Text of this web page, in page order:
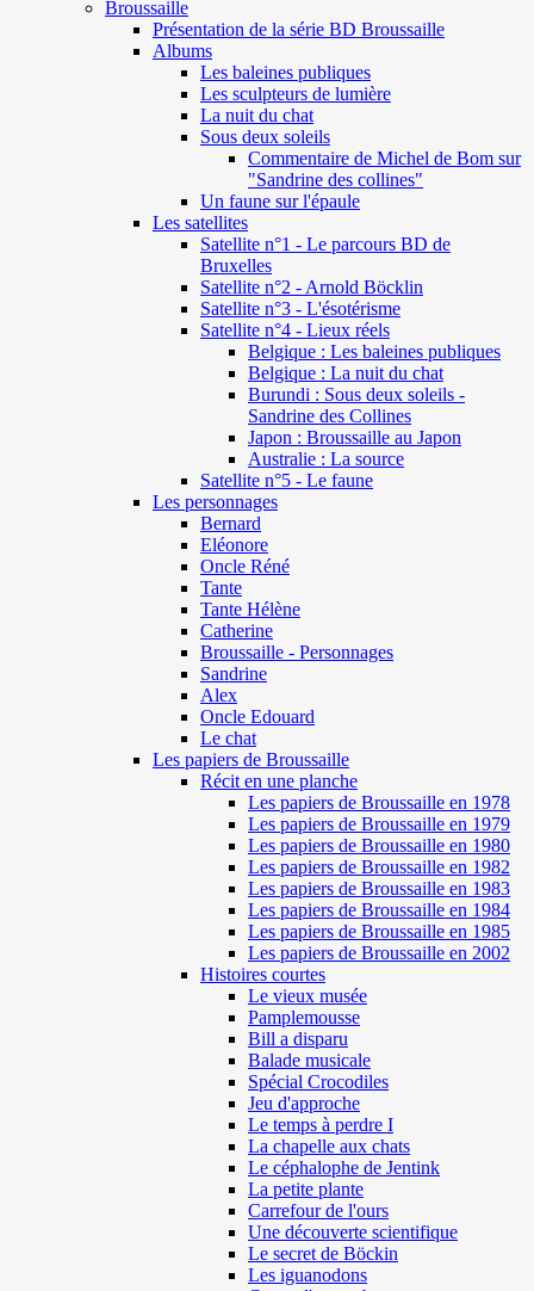
Broussaille
Présentation de la série BD Broussaille
Albums
Les baleines publiques
Les sculpteurs de lumière
La nuit du chat
Sous deux soleils
Commentaire de Michel de Bom sur
"Sandrine des collines"
Un faune sur l'épaule
Les satellites
Satellite n°1 - Le parcours BD de
Bruxelles
Satellite n°2 - Arnold Böcklin
Satellite n°3 - L'ésotérisme
Satellite n°4 - Lieux réels
Belgique : Les baleines publiques
Belgique : La nuit du chat
Burundi : Sous deux soleils -
Sandrine des Collines
Japon : Broussaille au Japon
Australie : La source
Satellite n°5 - Le faune
Les personnages
Bernard
Eléonore
Oncle Réné
Tante
Tante Hélène
Catherine
Broussaille - Personnages
Sandrine
Alex
Oncle Edouard
Le chat
Les papiers de Broussaille
Récit en une planche
Les papiers de Broussaille en 1978
Les papiers de Broussaille en 1979
Les papiers de Broussaille en 1980
Les papiers de Broussaille en 1982
Les papiers de Broussaille en 1983
Les papiers de Broussaille en 1984
Les papiers de Broussaille en 1985
Les papiers de Broussaille en 2002
Histoires courtes
Le vieux musée
Pamplemousse
Bill a disparu
Balade musicale
Spécial Crocodiles
Jeu d'approche
Le temps à perdre I
La chapelle aux chats
Le céphalophe de Jentink
La petite plante
Carrefour de l'ours
Une découverte scientifique
Le secret de Böckin
Les iguanodons